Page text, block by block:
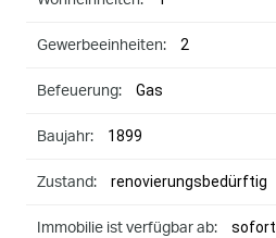
Gewerbeeinheiten: 2
Befeuerung: Gas
Baujahr: 1899
Zustand: renovierungsbedürftig
Immobilie ist verfügbar ab: sofort